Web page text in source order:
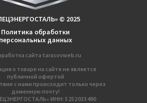
о товаре на сайте не является
публичной офертой
с нами происходит только через
доменную почту!
ИНН: 5 252 033 490
сайтa tarasovweb.ru
Политика обработки
персональных данных
© 2025